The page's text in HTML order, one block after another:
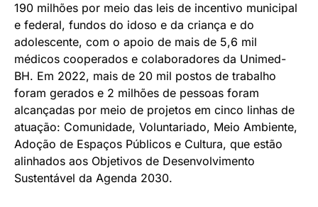
190 milhões por meio das leis de incentivo municipal
e federal, fundos do idoso e da criança e do
adolescente, com o apoio de mais de 5,6 mil
médicos cooperados e colaboradores da Unimed-
BH. Em 2022, mais de 20 mil postos de trabalho
foram gerados e 2 milhões de pessoas foram
alcançadas por meio de projetos em cinco linhas de
atuação: Comunidade, Voluntariado, Meio Ambiente,
Adoção de Espaços Públicos e Cultura, que estão
alinhados aos Objetivos de Desenvolvimento
Sustentável da Agenda 2030.